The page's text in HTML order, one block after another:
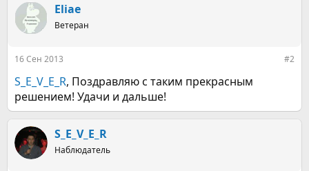
к
и
Eliae
Ветеран
16 Сен 2013 #2
S_E_V_E_R, Поздравляю с таким прекрасным
решением! Удачи и дальше!
S_E_V_E_R
Наблюдатель